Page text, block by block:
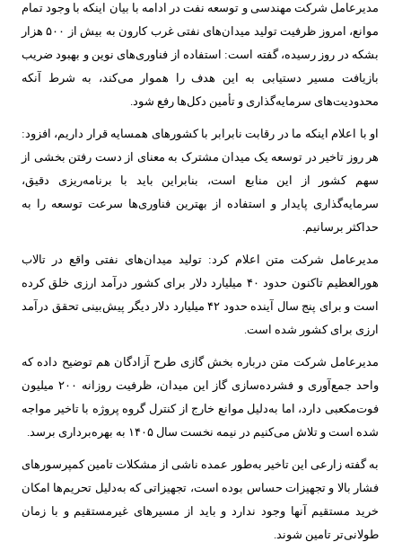
مدیرعامل شرکت مهندسی و توسعه نفت در ادامه با بیان اینکه با وجود تمام
موانع، امروز ظرفیت تولید میدان‌های نفتی غرب کارون به بیش از ۵۰۰ هزار
بشکه در روز رسیده، گفته است: استفاده از فناوری‌های نوین و بهبود ضریب
بازیافت مسیر دستیابی به این هدف را هموار می‌کند، به شرط آنکه
محدودیت‌های سرمایه‌گذاری و تأمین دکل‌ها رفع شود.
او با اعلام اینکه ما در رقابت نابرابر با کشورهای همسایه قرار داریم، افزود:
هر روز تاخیر در توسعه یک میدان مشترک به معنای از دست رفتن بخشی از
سهم کشور از این منابع است، بنابراین باید با برنامه‌ریزی دقیق،
سرمایه‌گذاری پایدار و استفاده از بهترین فناوری‌ها سرعت توسعه را به
حداکثر برسانیم.
مدیرعامل شرکت متن اعلام کرد: تولید میدان‌های نفتی واقع در تالاب
هورالعظیم تاکنون حدود ۴۰ میلیارد دلار برای کشور درآمد ارزی خلق کرده
است و برای پنج سال آینده حدود ۴۲ میلیارد دلار دیگر پیش‌بینی تحقق درآمد
ارزی برای کشور شده است.
مدیرعامل شرکت متن درباره بخش گازی طرح آزادگان هم توضیح داده که
واحد جمع‌آوری و فشرده‌سازی گاز این میدان، ظرفیت روزانه ۲۰۰ میلیون
فوت‌مکعبی دارد، اما به‌دلیل موانع خارج از کنترل گروه پروژه با تاخیر مواجه
شده است و تلاش می‌کنیم در نیمه نخست سال ۱۴۰۵ به بهره‌برداری برسد.
به گفته زارعی این تاخیر به‌طور عمده ناشی از مشکلات تامین کمپرسورهای
فشار بالا و تجهیزات حساس بوده است، تجهیزاتی که به‌دلیل تحریم‌ها امکان
خرید مستقیم آنها وجود ندارد و باید از مسیرهای غیرمستقیم و با زمان
طولانی‌تر تامین شوند.